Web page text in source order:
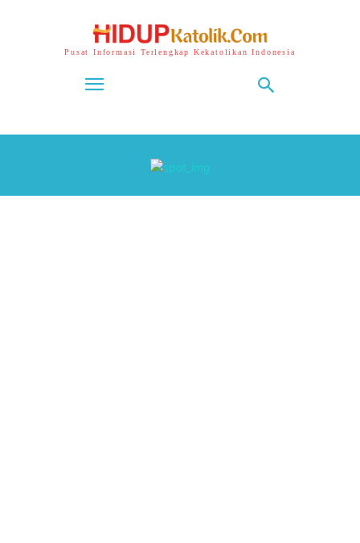
Pusat Informasi Terlengkap Kekatolikan Indonesia